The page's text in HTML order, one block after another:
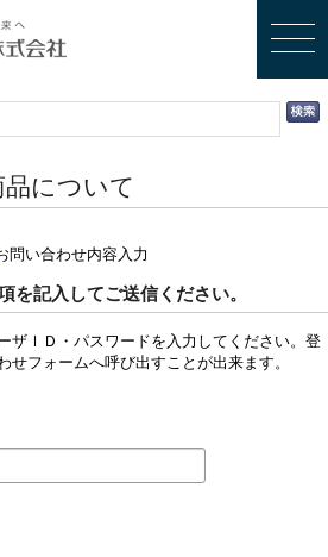
について
を記入してご送信ください。
ザＩＤ・パスワードを入力してください。登
せフォームへ呼び出すことが出来ます。